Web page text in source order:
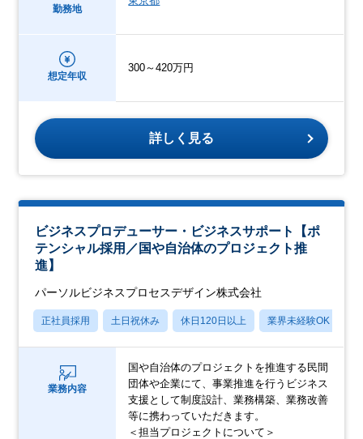
勤務地
想定年収
300～420万円
詳しく見る
ビジネスプロデューサー・ビジネスサポート【ポ
テンシャル採用／国や自治体のプロジェクト推
進】
パーソルビジネスプロセスデザイン株式会社
正社員採用 土日祝休み 休日120日以上 業界未経験OK
業務内容
国や自治体のプロジェクトを推進する民間
団体や企業にて、事業推進を行うビジネス
支援として制度設計、業務構築、業務改善
等に携わっていただきます。
＜担当プロジェクトについて＞